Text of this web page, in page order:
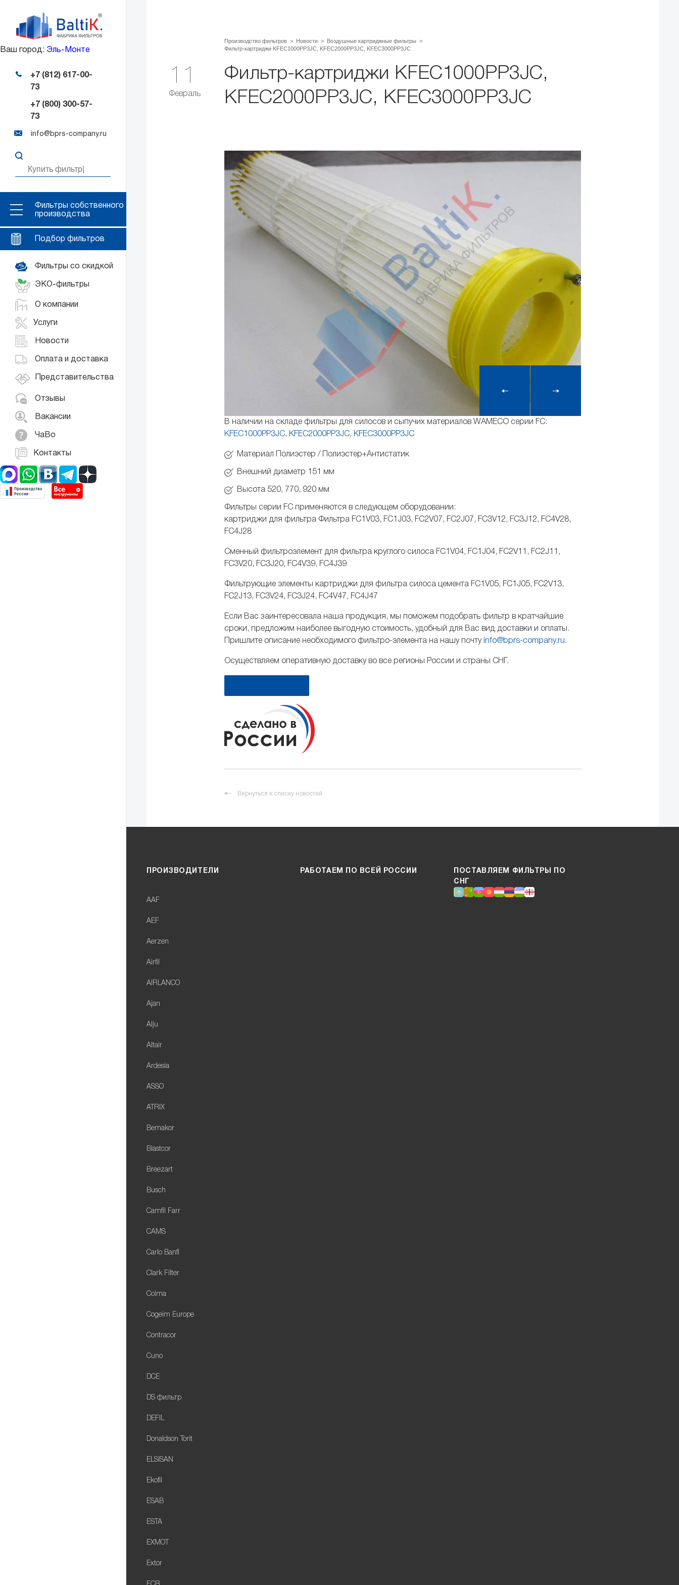
Ваш город: Эль-Монте
+7 (812) 617-00-
73
+7 (800) 300-57-
73
info@bprs-company.ru
Фильтры собственного
производства
Подбор фильтров
Фильтры со скидкой
ЭКО-фильтры
О компании
Услуги
Новости
Оплата и доставка
Представительства
Отзывы
Вакансии
ЧаВо
Контакты
11
Февраль
Производство фильтров > Новости > Воздушные картриджные фильтры >
Фильтр-картриджи KFEC1000PP3JC, KFEC2000PP3JC, KFEC3000PP3JC
Фильтр-картриджи KFEC1000PP3JC,
KFEC2000PP3JC, KFEC3000PP3JC
В наличии на складе фильтры для силосов и сыпучих материалов WAMECO серии FC:
KFEC1000PP3JC, KFEC2000PP3JC, KFEC3000PP3JC
Материал Полиэстер / Полиэстер+Антистатик
Внешний диаметр 151 мм
Высота 520, 770, 920 мм
Фильтры серии FC применяются в следующем оборудовании:
картриджи для фильтра Фильтра FC1V03, FC1J03, FC2V07, FC2J07, FC3V12, FC3J12, FC4V28,
FC4J28
Сменный фильтроэлемент для фильтра круглого силоса FC1V04, FC1J04, FC2V11, FC2J11,
FC3V20, FC3J20, FC4V39, FC4J39
Фильтрующие элементы картриджи для фильтра силоса цемента FC1V05, FC1J05, FC2V13,
FC2J13, FC3V24, FC3J24, FC4V47, FC4J47
Если Вас заинтересовала наша продукция, мы поможем подобрать фильтр в кратчайшие
сроки, предложим наиболее выгодную стоимость, удобный для Вас вид доставки и оплаты.
Пришлите описание необходимого фильтро-элемента на нашу почту info@bprs-company.ru .
Осуществляем оперативную доставку во все регионы России и страны СНГ.
Вернуться к списку новостей
ПРОИЗВОДИТЕЛИ
AAF
AEF
Aerzen
Airfil
AIRLANCO
Ajan
Alju
Altair
Ardesia
ASSO
ATRIX
Bemakor
Blastcor
Breezart
Busch
Camfil Farr
CAMS
Carlo Banfi
Clark Filter
Coima
Cogeim Europe
Contracor
Cuno
DCE
DS фильтр
DEFIL
Donaldson Torit
ELSISAN
Ekofil
ESAB
ESTA
EXMOT
Extor
РАБОТАЕМ ПО ВСЕЙ РОССИИ
ПОСТАВЛЯЕМ ФИЛЬТРЫ ПО
СНГ